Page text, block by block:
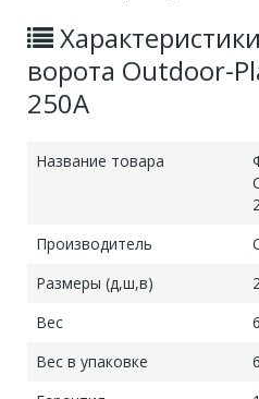
ворота Outdoor-
250A
Название товара
Производитель
Размеры (д,ш,в)
Вес
Вес в упаковке